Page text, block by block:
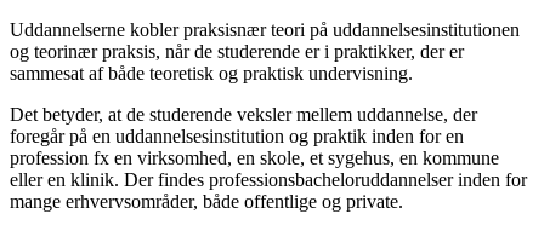
Uddannelserne kobler praksisnær teori på uddannelsesinstitutionen
og teorinær praksis, når de studerende er i praktikker, der er
sammesat af både teoretisk og praktisk undervisning.
Det betyder, at de studerende veksler mellem uddannelse, der
foregår på en uddannelsesinstitution og praktik inden for en
profession fx en virksomhed, en skole, et sygehus, en kommune
eller en klinik. Der findes professionsbacheloruddannelser inden for
mange erhvervsområder, både offentlige og private.